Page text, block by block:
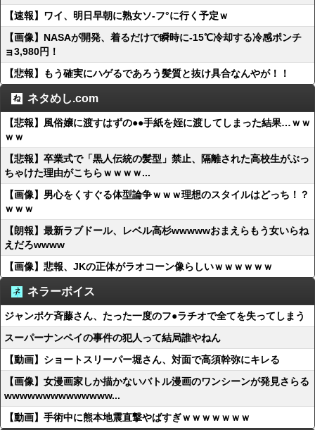
【速報】ワイ、明日早朝に熟女ソ-フ°に行く予定ｗ
【画像】NASAが開発、着るだけで瞬時に-15℃冷却する冷感ポンチ
ョ3,980円！
【悲報】もう確実にハゲるであろう髪質と抜け具合なんやが！！
ネタめし.com
【悲報】風俗嬢に渡すはずの●●手紙を姪に渡してしまった結果…ｗｗ
ｗｗ
【悲報】卒業式で「黒人伝統の髪型」禁止、隔離された高校生がぶっ
ちゃけた理由がこちらｗｗｗｗ...
【画像】男心をくすぐる体型論争ｗｗｗ理想のスタイルはどっち！？
ｗｗｗ
【朗報】最新ラブドール、レベル高杉wwwwwおまえらもう女いらね
えだろwwww
【画像】悲報、JKの正体がラオコーン像らしいｗｗｗｗｗｗ
ネラーボイス
ジャンポケ斉藤さん、たった一度のフ●ラチオで全てを失ってしまう
スーパーナンペイの事件の犯人って結局誰やねん
【動画】ショートスリーパー堀さん、対面で高須幹弥にキレる
【画像】女漫画家しか描かないバトル漫画のワンシーンが発見さらる
wwwwwwwwwwwwww...
【動画】手術中に熊本地震直撃やばすぎｗｗｗｗｗｗｗ